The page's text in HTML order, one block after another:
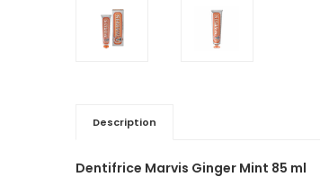
Description
Dentifrice Marvis Ginger Mint 85 ml